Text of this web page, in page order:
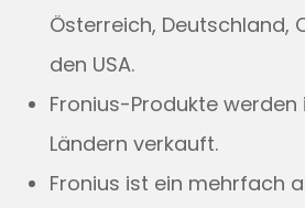
Österreich, Deutschland,
den USA.
Fronius-Produkte werden
Ländern verkauft.
Fronius ist ein mehrfach